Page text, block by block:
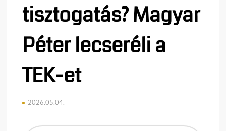
tisztogatás? Magyar
Péter lecseréli a
TEK-et
2026.05.04.